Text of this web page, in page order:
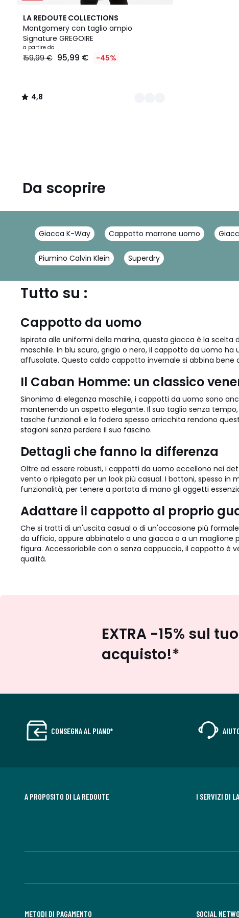
LA REDOUTE COLLECTIONS
Montgomery con taglio ampio
Signature GREGOIRE
Prezzo
a
€
applicato.
a partire da
159,99 € 95,99 € -45%
4,8
/ 5
2
Colori
4,8
/
Da scoprire
Giacca K-Way Cappotto marrone uomo
Piumino Calvin Klein Superdry
Tutto su :
Cappotto da uomo
Ispirata alle uniformi della marina, questa giacca è la
maschile. In blu scuro, grigio o nero, il cappotto da uomo
affusolate. Questo caldo cappotto invernale si abbina bene
Il Caban Homme: un classico
Sinonimo di eleganza maschile, i cappotti da uomo sono
mantenendo un aspetto elegante. Il suo taglio senza
tasche funzionali e la fodera spesso arricchita rendono
stagioni senza perdere il suo fascino.
Dettagli che fanno la differenza
Oltre ad essere robusti, i cappotti da uomo eccellono nei
vento o ripiegato per un look più casual. I bottoni, spesso
funzionalità, per tenere a portata di mano gli oggetti
Adattare il cappotto al proprio
Che si tratti di un'uscita casual o di un'occasione più
da ufficio, oppure abbinatelo a una giacca o a un maglione
figura. Accessoriabile con o senza cappuccio, il cappotto è
qualità.
EXTRA -15% sul
acquisto!*
CONSEGNA AL PIANO*
A PROPOSITO DI LA REDOUTE I SERVIZI DI
METODI DI PAGAMENTO SOCIAL